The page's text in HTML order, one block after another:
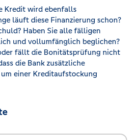
Kredit wird ebenfalls
läuft diese Finanzierung schon?
Haben Sie alle fälligen
und vollumfänglich beglichen?
fällt die Bonitätsprüfung nicht
die Bank zusätzliche
einer Kreditaufstockung